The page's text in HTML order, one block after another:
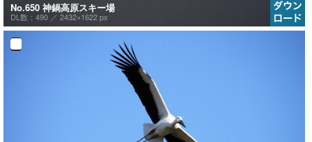
No.650 神鍋高原スキー場
DL数：490 ／ 2432×1622 px